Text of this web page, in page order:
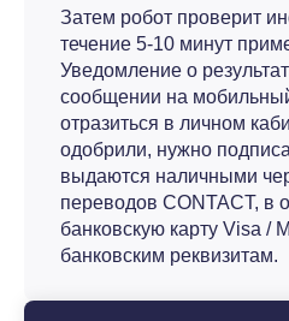
Затем робот проверит
течение 5-10 минут
Уведомление о
сообщении на
отразиться в личном
одобрили, нужно
выдаются наличными
переводов CONTACT, в
банковскую карту Visa /
банковским реквизитам.